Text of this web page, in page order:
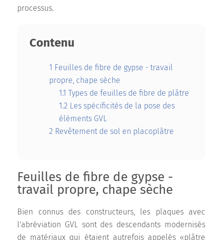
processus.
Contenu
1 Feuilles de fibre de gypse - travail
propre, chape sèche
1.1
Types de feuilles de fibre de plâtre
1.2 Les spécificités de la pose des
éléments GVL
2 Revêtement de sol en placoplâtre
Feuilles de fibre de gypse -
travail propre, chape sèche
Bien connus des constructeurs, les plaques avec
l'abréviation GVL sont des descendants modernisés
de matériaux qui étaient autrefois appelés «plâtre